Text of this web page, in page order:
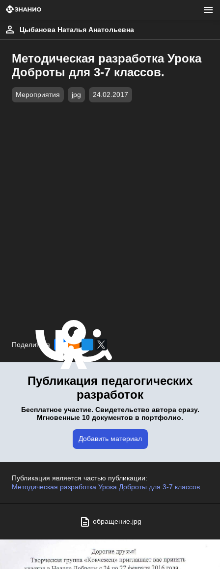
Цыбанова Наталья Анатольевна
Методическая разработка Урока
Доброты для 3-7 классов.
Мероприятия jpg 24.02.2017
Поделиться
Публикация педагогических
разработок
Бесплатное участие. Свидетельство автора сразу.
Мгновенные 10 документов в портфолио.
Добавить материал
Публикация является частью публикации:
Методическая разработка Урока Доброты для 3-7 классов.
обращение.jpg